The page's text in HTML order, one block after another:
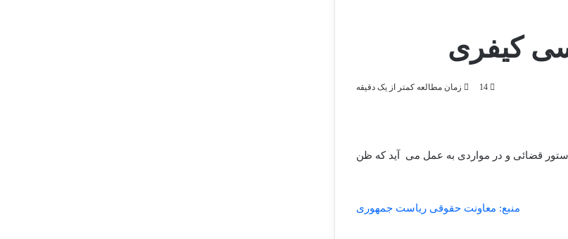
14 زمان مطالعه کمتر از یک دقیقه
تفتیش و توقیف داده‌ها یا سامانه‌های رایانه‌ای و مخابراتی به موجب دستور قضائی و در مواردی به عمل می ‎ آید که ظن
منبع: معاونت حقوقی ریاست جمهوری